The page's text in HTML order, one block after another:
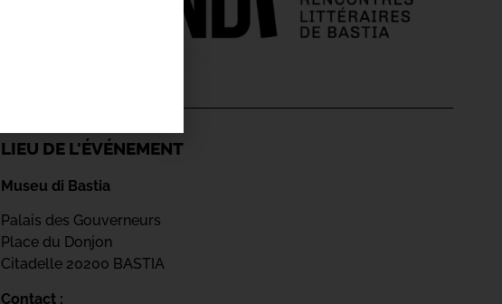
LIEU DE L'ÉVÉNEMENT
Museu di Bastia
Palais des Gouverneurs
Place du Donjon
Citadelle 20200 BASTIA
Contact :